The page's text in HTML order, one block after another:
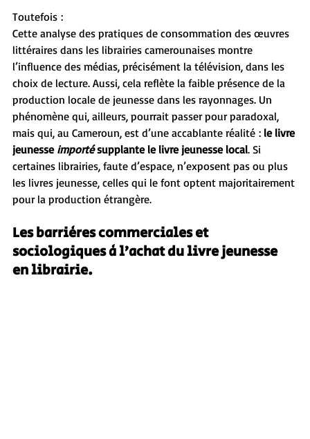
Toutefois :
Cette analyse des pratiques de consommation des œuvres
littéraires dans les librairies camerounaises montre
l’influence des médias, précisément la télévision, dans les
choix de lecture. Aussi, cela reflète la faible présence de la
production locale de jeunesse dans les rayonnages. Un
phénomène qui, ailleurs, pourrait passer pour paradoxal,
mais qui, au Cameroun, est d’une accablante réalité : le livre
jeunesse importé supplante le livre jeunesse local. Si
certaines librairies, faute d’espace, n’exposent pas ou plus
les livres jeunesse, celles qui le font optent majoritairement
pour la production étrangère.
Les barrières commerciales et
sociologiques à l’achat du livre jeunesse
en librairie.